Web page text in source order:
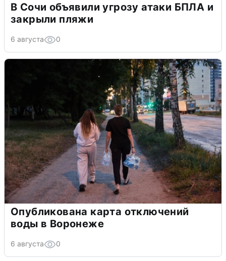
В Сочи объявили угрозу атаки БПЛА и
закрыли пляжи
6 августа 0
Опубликована карта отключений
воды в Воронеже
6 августа 0